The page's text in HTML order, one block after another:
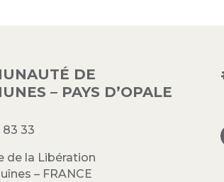
DE
– PAYS D’OPALE
83 33
de la Libération
– FRANCE